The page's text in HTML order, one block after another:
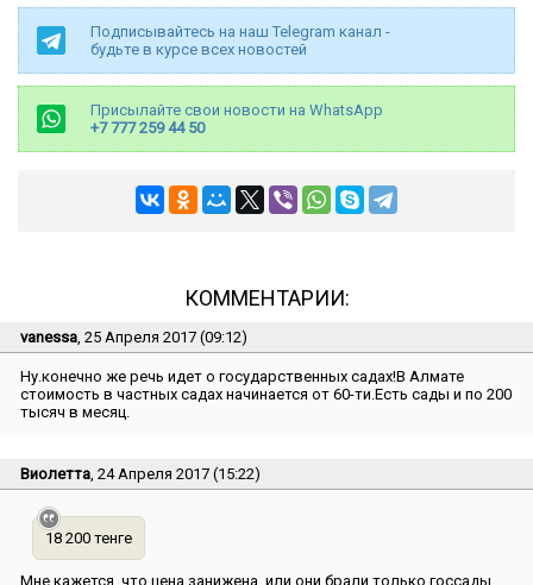
Подписывайтесь на наш Telegram канал -
будьте в курсе всех новостей
Присылайте свои новости на WhatsApp
+7 777 259 44 50
КОММЕНТАРИИ:
vanessa , 25 Апреля 2017 (09:12)
Ну.конечно же речь идет о государственных садах!В Алмате
стоимость в частных садах начинается от 60-ти.Есть сады и по 200
тысяч в месяц.
Виолетта , 24 Апреля 2017 (15:22)
18 200 тенге
Мне кажется, что цена занижена, или они брали только госсады,